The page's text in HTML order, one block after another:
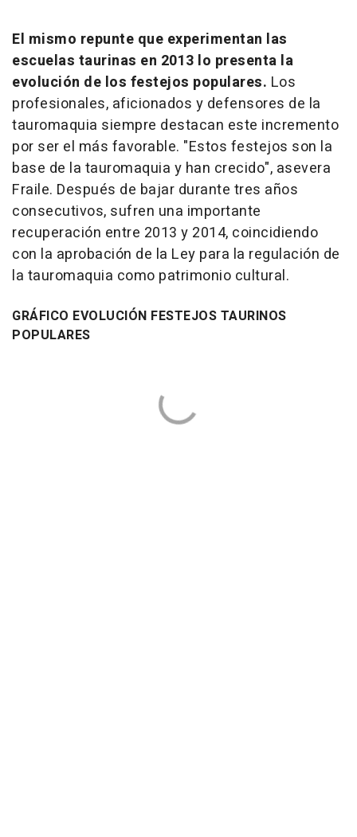
El mismo repunte que experimentan las
escuelas taurinas en 2013 lo presenta la
evolución de los festejos populares. Los
profesionales, aficionados y defensores de la
tauromaquia siempre destacan este incremento
por ser el más favorable. "Estos festejos son la
base de la tauromaquia y han crecido", asevera
Fraile. Después de bajar durante tres años
consecutivos, sufren una importante
recuperación entre 2013 y 2014, coincidiendo
con la aprobación de la Ley para la regulación de
la tauromaquia como patrimonio cultural.
GRÁFICO EVOLUCIÓN FESTEJOS TAURINOS
POPULARES